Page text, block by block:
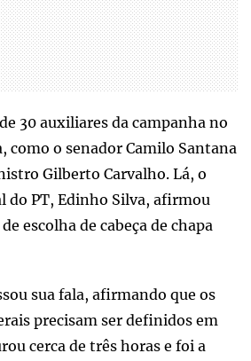
30 auxiliares da campanha no
como o senador Camilo Santana
Gilberto Carvalho. Lá, o
do PT, Edinho Silva, afirmou
escolha de cabeça de chapa
sua fala, afirmando que os
precisam ser definidos em
cerca de três horas e foi a